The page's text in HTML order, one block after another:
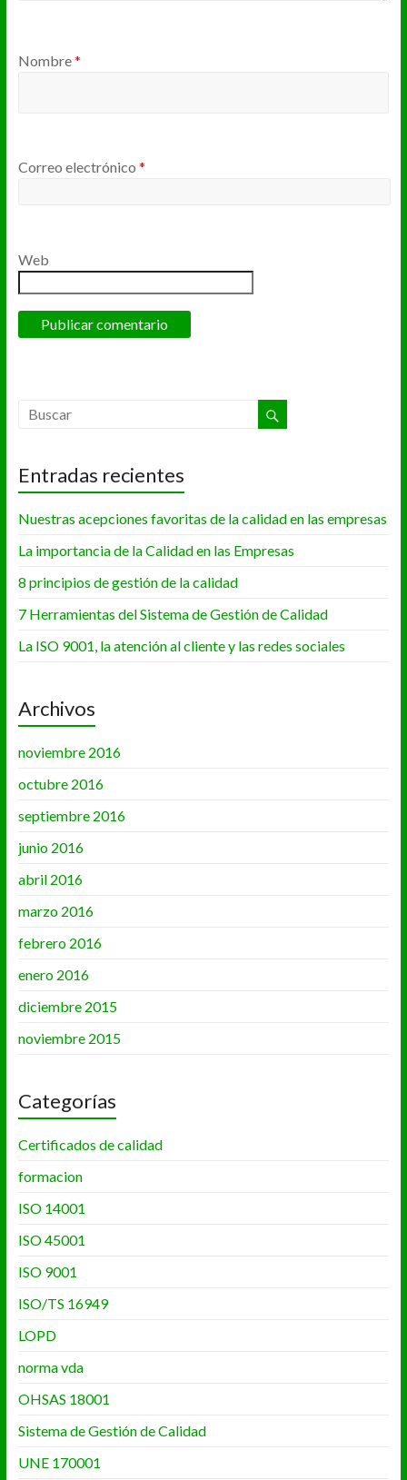
Nombre*
Correo electrónico *
Web
Entradas recientes
Nuestras acepciones favoritas de la calidad en las empresas
La importancia de la Calidad en las Empresas
8 principios de gestión de la calidad
7 Herramientas del Sistema de Gestión de Calidad
La ISO 9001, la atención al cliente y las redes sociales
Archivos
noviembre 2016
octubre 2016
septiembre 2016
junio 2016
abril 2016
marzo 2016
febrero 2016
enero 2016
diciembre 2015
noviembre 2015
Categorías
Certificados de calidad
formacion
ISO 14001
ISO 45001
ISO 9001
ISO/TS 16949
LOPD
norma vda
OHSAS 18001
Sistema de Gestión de Calidad
UNE 170001